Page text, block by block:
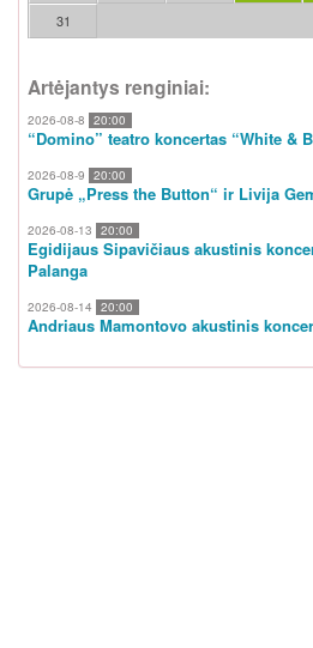
31
Artėjantys renginiai:
2026-08-8 20:00
“Domino” teatro koncertas “White &
2026-08-9 20:00
Grupė „Press the Button“ ir Livija
2026-08-13 20:00
Egidijaus Sipavičiaus akustinis
Palanga
2026-08-14 20:00
Andriaus Mamontovo akustinis